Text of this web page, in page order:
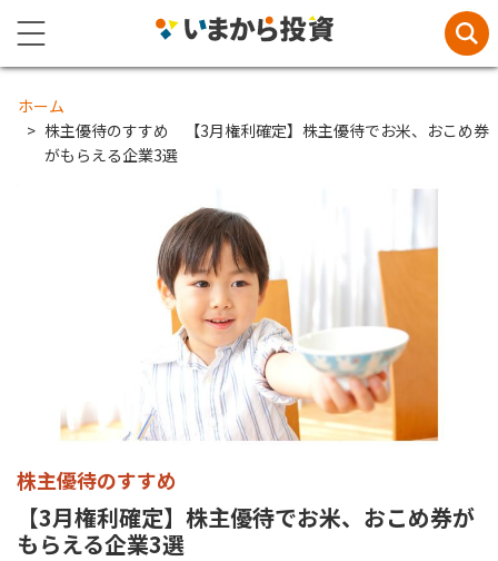
ホーム
株主優待のすすめ 【3月権利確定】株主優待でお米、おこめ券
がもらえる企業3選
株主優待のすすめ
【3月権利確定】株主優待でお米、おこめ券が
もらえる企業3選